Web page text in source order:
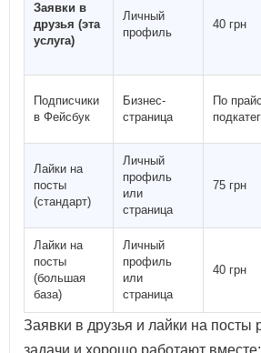
Заявки в
друзья (эта
услуга)
Личный
профиль
40 грн
Подписчики
в Фейсбук
Бизнес-
страница
По
Лайки на
посты
(стандарт)
Личный
профиль
или
страница
75 грн
Лайки на
посты
(большая
база)
Личный
профиль
или
страница
40 грн
Заявки в друзья и лайки на
задачи и хорошо работают